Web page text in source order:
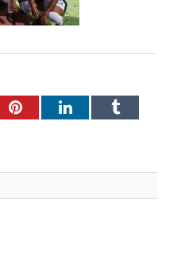
PinterestLinkedInTumblr